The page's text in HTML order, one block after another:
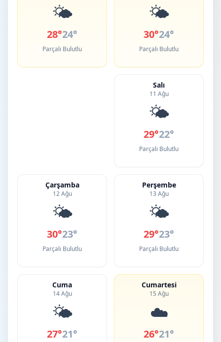
🌤️
28°24°
Parçalı Bulutlu
🌤️
30°24°
Parçalı Bulutlu
Salı
11 Ağu
🌤️
29°22°
Parçalı Bulutlu
Çarşamba
12 Ağu
🌤️
30°23°
Parçalı Bulutlu
Perşembe
13 Ağu
🌤️
29°23°
Parçalı Bulutlu
Cuma
14 Ağu
🌤️
27°21°
Cumartesi
15 Ağu
☁️
26°21°